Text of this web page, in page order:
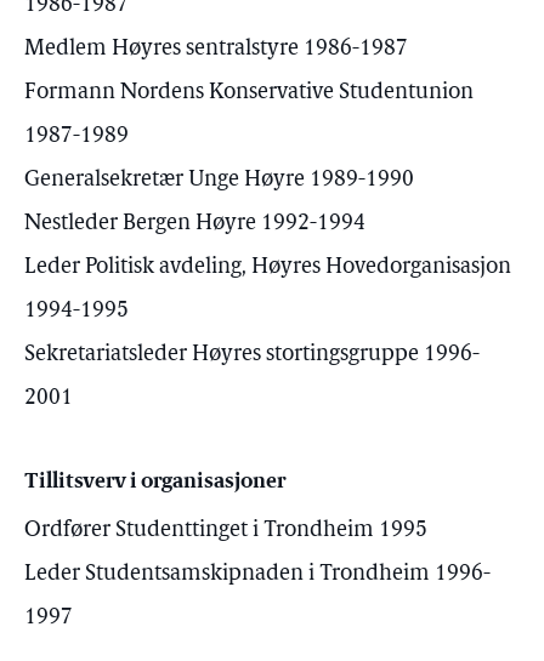
1986-1987
Medlem Høyres sentralstyre 1986-1987
Formann Nordens Konservative Studentunion
1987-1989
Generalsekretær Unge Høyre 1989-1990
Nestleder Bergen Høyre 1992-1994
Leder Politisk avdeling, Høyres Hovedorganisasjon
1994-1995
Sekretariatsleder Høyres stortingsgruppe 1996-
2001
Tillitsverv i organisasjoner
Ordfører Studenttinget i Trondheim 1995
Leder Studentsamskipnaden i Trondheim 1996-
1997